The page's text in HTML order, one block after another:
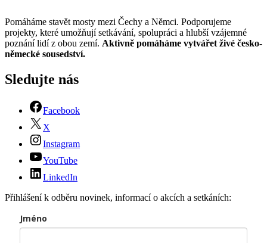
Pomáháme stavět mosty mezi Čechy a Němci. Podporujeme
projekty, které umožňují setkávání, spolupráci a hlubší vzájemné
poznání lidí z obou zemí. Aktivně pomáháme vytvářet živé česko-
německé sousedství.
Sledujte nás
Facebook
X
Instagram
YouTube
LinkedIn
Přihlášení k odběru novinek, informací o akcích a setkáních:
Jméno